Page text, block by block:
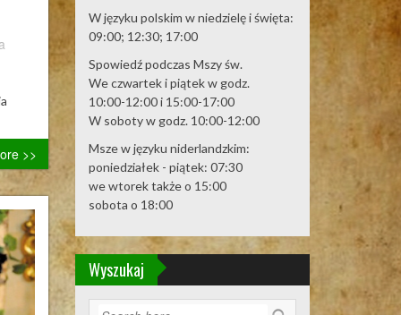
>>
W języku polskim w niedzielę i święta:
09:00; 12:30; 17:00
Spowiedź podczas Mszy św.
We czwartek i piątek w godz.
10:00-12:00 i 15:00-17:00
W soboty w godz. 10:00-12:00
Msze w języku niderlandzkim:
poniedziałek - piątek: 07:30
we wtorek także o 15:00
sobota o 18:00
Wyszukaj